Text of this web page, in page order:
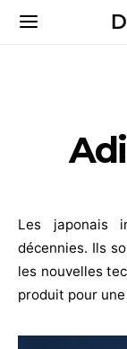
Les japonais
décennies. Ils
les nouvelles
produit pour